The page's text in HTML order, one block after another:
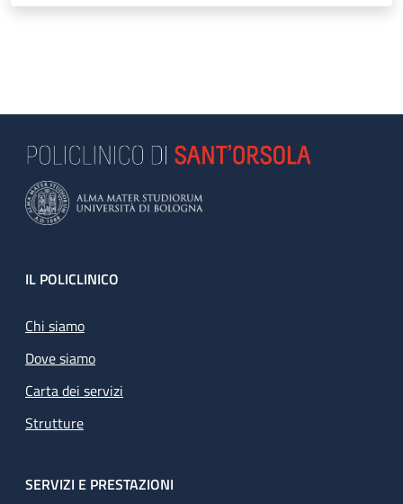
Footer
IL POLICLINICO
Chi siamo
Dove siamo
Carta dei servizi
Strutture
SERVIZI E PRESTAZIONI